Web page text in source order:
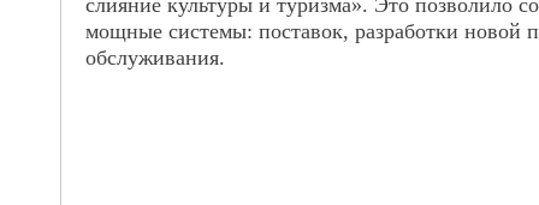
мощные системы: поставок, разработки новой
обслуживания.